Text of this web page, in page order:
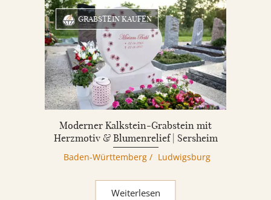
GRABSTEIN KAUFEN
Moderner Kalkstein-Grabstein mit
Herzmotiv & Blumenrelief | Sersheim
Baden-Württemberg / Ludwigsburg
Weiterlesen